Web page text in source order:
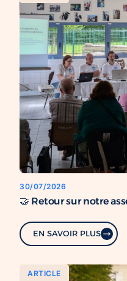
30/07/2026
🤝 Retour sur notre
EN SAVOIR PLUS
ARTICLE